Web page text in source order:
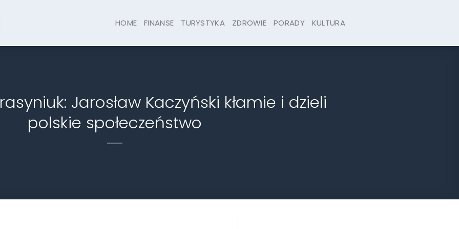
HOME FINANSE TURYSTYKA ZDROWIE PORADY KULTURA
Jarosław Kaczyński kłamie i dzieli
polskie społeczeństwo